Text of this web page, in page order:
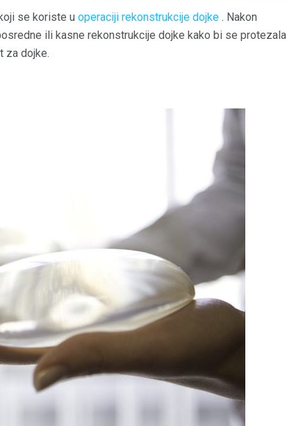
se koriste u operaciji rekonstrukcije dojke . Nakon
ili kasne rekonstrukcije dojke kako bi se protezala
za dojke.